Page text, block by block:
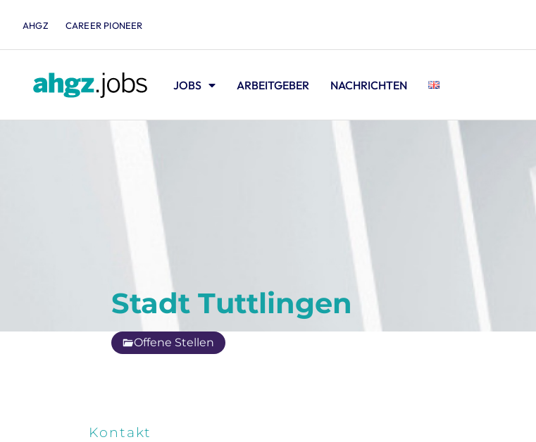
AHGZ CAREER PIONEER
JOBS ARBEITGEBER NACHRICHTEN
Stadt Tuttlingen
Offene Stellen
Kontakt